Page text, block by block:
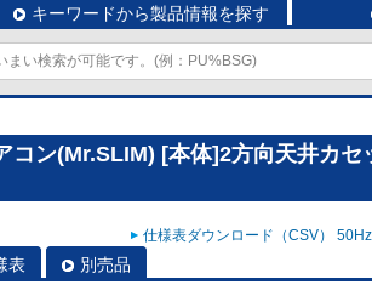
キーワードから製品情報を探す
コン(Mr.SLIM) [本体]2方向天井カセ
仕様表ダウンロード（CSV） 50Hz
表 別売品